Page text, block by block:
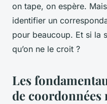
on tape, on espère.
identifier un
pour beaucoup. Et si la
qu’on ne le croit ?
Les
de coordonnées